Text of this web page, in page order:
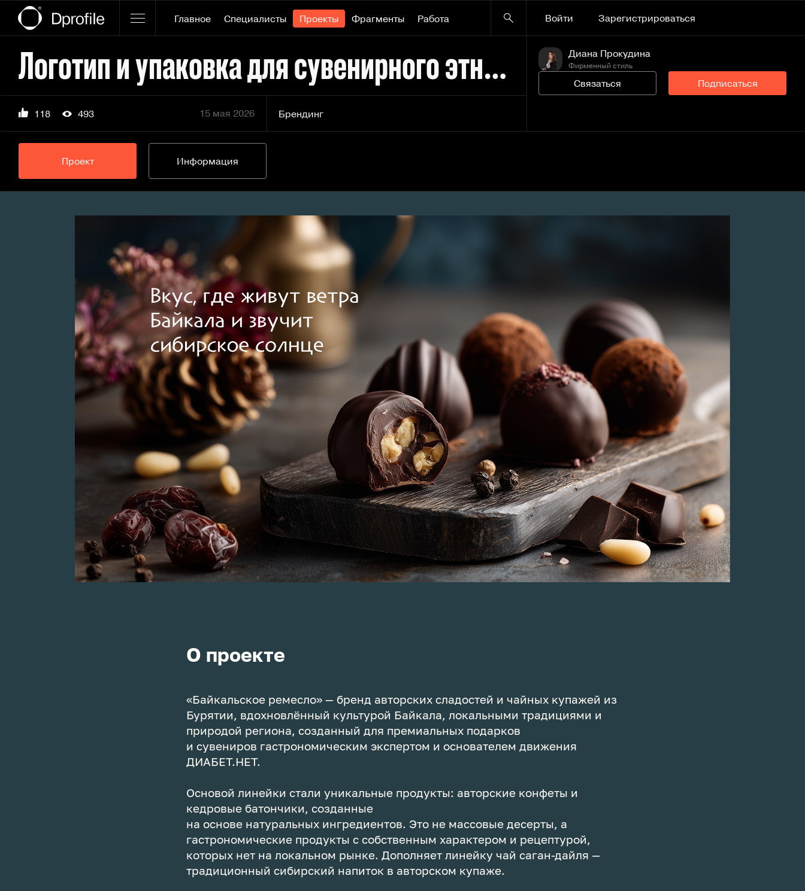
Главное Специалисты Проекты Фрагменты Работа Войти Зарегистрироваться
Логотип и упаковка для сувенирного этнического продуктового бренда
118 493 15 мая 2026 Брендинг
Диана Прокудина
Фирменный стиль
Связаться Подписаться
Проект Информация
О проекте
«Байкальское ремесло» — бренд авторских сладостей и чайных купажей из
Бурятии, вдохновлённый культурой Байкала, локальными традициями и
природой региона, созданный для премиальных подарков
и сувениров гастрономическим экспертом и основателем движения
ДИАБЕТ.НЕТ.
Основой линейки стали уникальные продукты: авторские конфеты и
кедровые батончики, созданные
на основе натуральных ингредиентов. Это не массовые десерты, а
гастрономические продукты с собственным характером и рецептурой,
которых нет на локальном рынке. Дополняет линейку чай саган-дайля —
традиционный сибирский напиток в авторском купаже.